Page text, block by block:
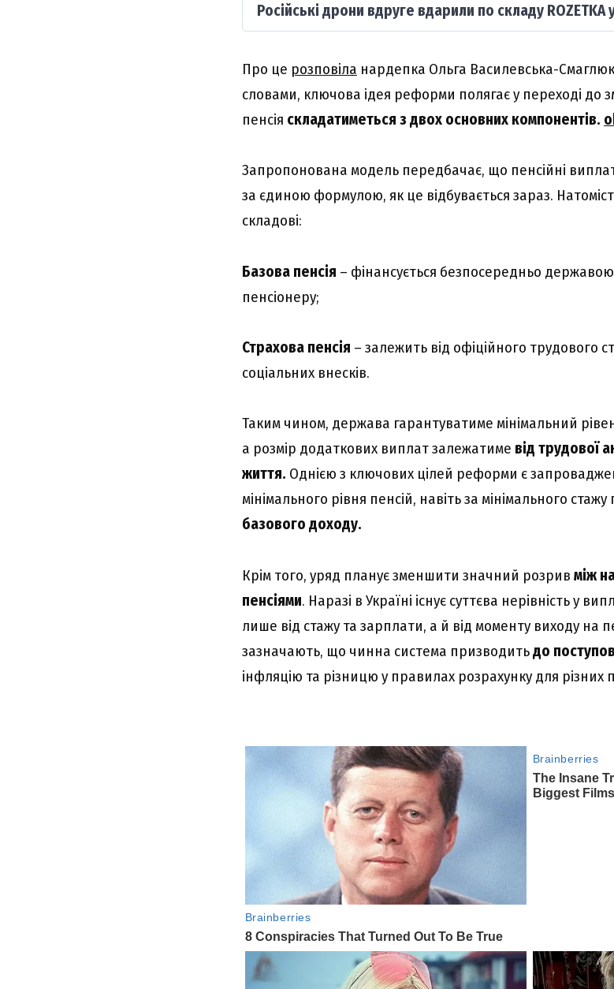
Російські дрони вдруге вдарили по складу
Про це розповіла нардепка Ольга Василевська-Смаглюк
словами, ключова ідея реформи полягає у переході до
пенсія складатиметься з двох основних компонентів.
Запропонована модель передбачає, що пенсійні
за єдиною формулою, як це відбувається зараз.
складові:
Базова пенсія – фінансується безпосередньо
пенсіонеру;
Страхова пенсія – залежить від офіційного трудового
соціальних внесків.
Таким чином, держава гарантуватиме мінімальний
а розмір додаткових виплат залежатиме від трудової
життя. Однією з ключових цілей реформи є
мінімального рівня пенсій, навіть за мінімального
базового доходу.
Крім того, уряд планує зменшити значний розрив між
пенсіями. Наразі в Україні існує суттєва нерівність у
лише від стажу та зарплати, а й від моменту виходу на
зазначають, що чинна система призводитьдо
інфляцію та різницю у правилах розрахунку для різних